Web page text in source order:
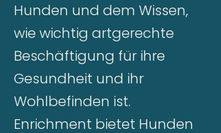
Hunden und dem Wissen,
wie wichtig artgerechte
Beschäftigung für ihre
Gesundheit und ihr
Wohlbefinden ist.
Enrichment bietet Hunden